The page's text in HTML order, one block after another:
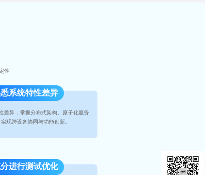
性
系统特性差异
差异，掌握分布式架构、原子化服务
现跨设备协同与功能创新。
进行测试优化